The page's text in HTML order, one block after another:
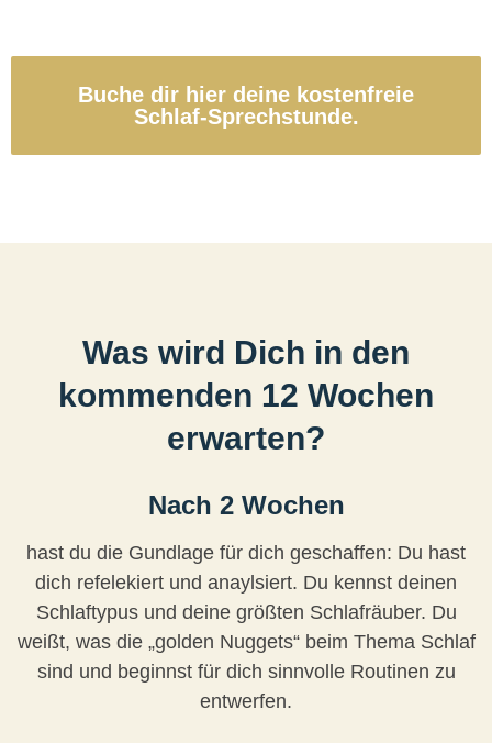
Buche dir hier deine kostenfreie
Schlaf-Sprechstunde.
Was wird Dich in den
kommenden 12 Wochen
erwarten?
Nach 2 Wochen
hast du die Gundlage für dich geschaffen: Du hast
dich refelekiert und anaylsiert. Du kennst deinen
Schlaftypus und deine größten Schlafräuber. Du
weißt, was die „golden Nuggets“ beim Thema Schlaf
sind und beginnst für dich sinnvolle Routinen zu
entwerfen.